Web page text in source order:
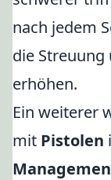
nach jedem
die Streuung
erhöhen.
Ein weiterer
mit Pistolen